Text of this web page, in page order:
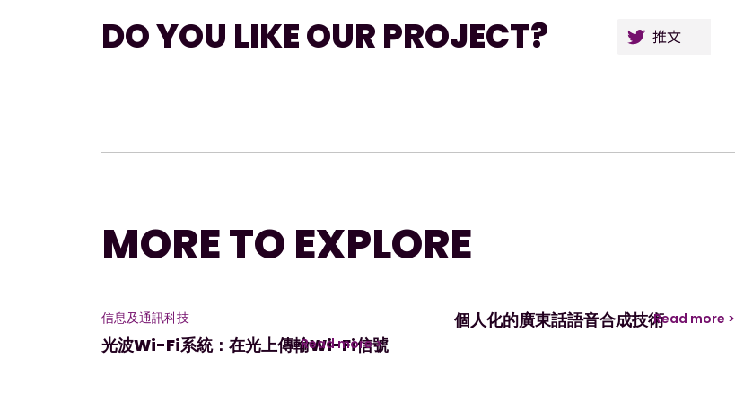
DO YOU LIKE OUR PROJECT?
MORE TO EXPLORE
信息及通訊科技
光波Wi-Fi系統：在光上傳輸Wi-Fi信號
Read more >
個人化的廣東話語音合成技術Read more >